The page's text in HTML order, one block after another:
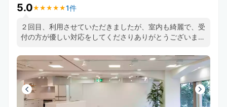
5.0★ ★ ★ ★ ★
★ ★ ★ ★ ★1件
２回目、利用させていただきましたが、室内も綺麗で、受
付の方が優しい対応をしてくださりありがとうございまし